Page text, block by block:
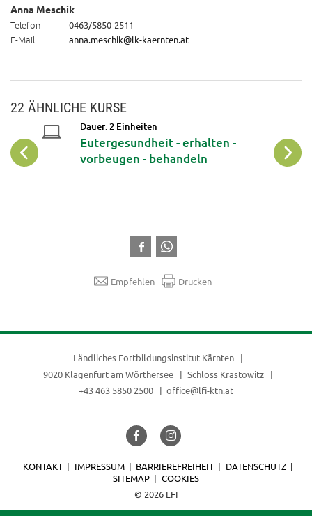
Anna Meschik
Telefon 0463/5850-2511
E-Mail anna.meschik@lk-kaernten.at
22 ÄHNLICHE KURSE
Dauer: 2 Einheiten
Eutergesundheit - erhalten -
vorbeugen - behandeln
Empfehlen Drucken
Ländliches Fortbildungsinstitut Kärnten
9020 Klagenfurt am Wörthersee
Schloss Krastowitz
+43 463 5850 2500
office@lfi-ktn.at
© 2026 LFI
KONTAKT IMPRESSUM BARRIEREFREIHEIT
DATENSCHUTZ
SITEMAP
COOKIES